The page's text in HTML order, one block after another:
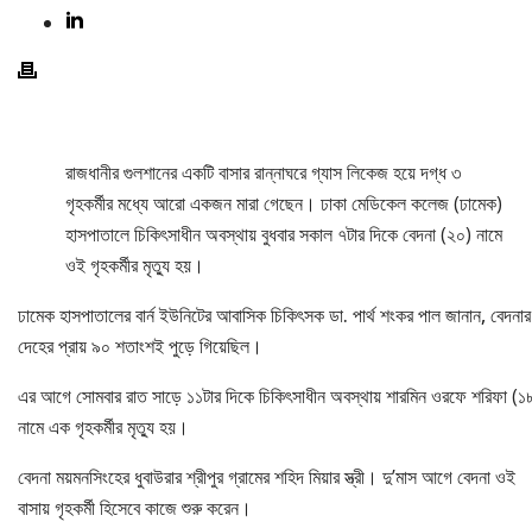
রাজধানীর গুলশানের একটি বাসার রান্নাঘরে গ্যাস লিকেজ হয়ে দগ্ধ ৩
গৃহকর্মীর মধ্যে আরো একজন মারা গেছেন। ঢাকা মেডিকেল কলেজ (ঢামেক)
হাসপাতালে চিকিৎসাধীন অবস্থায় বুধবার সকাল ৭টার দিকে বেদনা (২০) নামে
ওই গৃহকর্মীর মৃত্যু হয়।
ঢামেক হাসপাতালের বার্ন ইউনিটের আবাসিক চিকিৎসক ডা. পার্থ শংকর পাল জানান, বেদনার
দেহের প্রায় ৯০ শতাংশই পুড়ে গিয়েছিল।
এর আগে সোমবার রাত সাড়ে ১১টার দিকে চিকিৎসাধীন অবস্থায় শারমিন ওরফে শরিফা
নামে এক গৃহকর্মীর মৃত্যু হয়।
বেদনা ময়মনসিংহের ধুবাউরার শ্রীপুর গ্রামের শহিদ মিয়ার স্ত্রী। দু’মাস আগে বেদনা ওই
বাসায় গৃহকর্মী হিসেবে কাজে শুরু করেন।